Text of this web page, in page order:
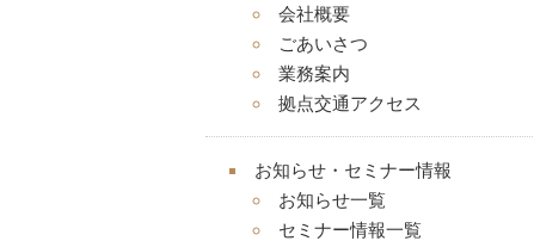
会社概要
ごあいさつ
業務案内
拠点交通アクセス
お知らせ・セミナー情報
お知らせ一覧
セミナー情報一覧